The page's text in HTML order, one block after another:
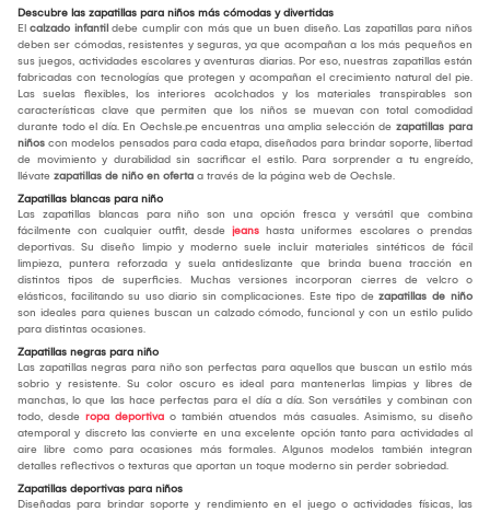
Descubre las zapatillas para niños más cómodas y divertidas
El calzado infantil debe cumplir con más que un buen diseño. Las zapatillas para niños
deben ser cómodas, resistentes y seguras, ya que acompañan a los más pequeños en
sus juegos, actividades escolares y aventuras diarias. Por eso, nuestras zapatillas están
fabricadas con tecnologías que protegen y acompañan el crecimiento natural del pie.
Las suelas flexibles, los interiores acolchados y los materiales transpirables son
características clave que permiten que los niños se muevan con total comodidad
durante todo el día. En Oechsle.pe encuentras una amplia selección de zapatillas para
niños con modelos pensados para cada etapa, diseñados para brindar soporte, libertad
de movimiento y durabilidad sin sacrificar el estilo. Para sorprender a tu engreído,
llévate zapatillas de niño en oferta a través de la página web de Oechsle.
Zapatillas blancas para niño
Las zapatillas blancas para niño son una opción fresca y versátil que combina
fácilmente con cualquier outfit, desde jeans hasta uniformes escolares o prendas
deportivas. Su diseño limpio y moderno suele incluir materiales sintéticos de fácil
limpieza, puntera reforzada y suela antideslizante que brinda buena tracción en
distintos tipos de superficies. Muchas versiones incorporan cierres de velcro o
elásticos, facilitando su uso diario sin complicaciones. Este tipo de zapatillas de niño
son ideales para quienes buscan un calzado cómodo, funcional y con un estilo pulido
para distintas ocasiones.
Zapatillas negras para niño
Las zapatillas negras para niño son perfectas para aquellos que buscan un estilo más
sobrio y resistente. Su color oscuro es ideal para mantenerlas limpias y libres de
manchas, lo que las hace perfectas para el día a día. Son versátiles y combinan con
todo, desde ropa deportiva o también atuendos más casuales. Asimismo, su diseño
atemporal y discreto las convierte en una excelente opción tanto para actividades al
aire libre como para ocasiones más formales. Algunos modelos también integran
detalles reflectivos o texturas que aportan un toque moderno sin perder sobriedad.
Zapatillas deportivas para niños
Diseñadas para brindar soporte y rendimiento en el juego o actividades físicas, las